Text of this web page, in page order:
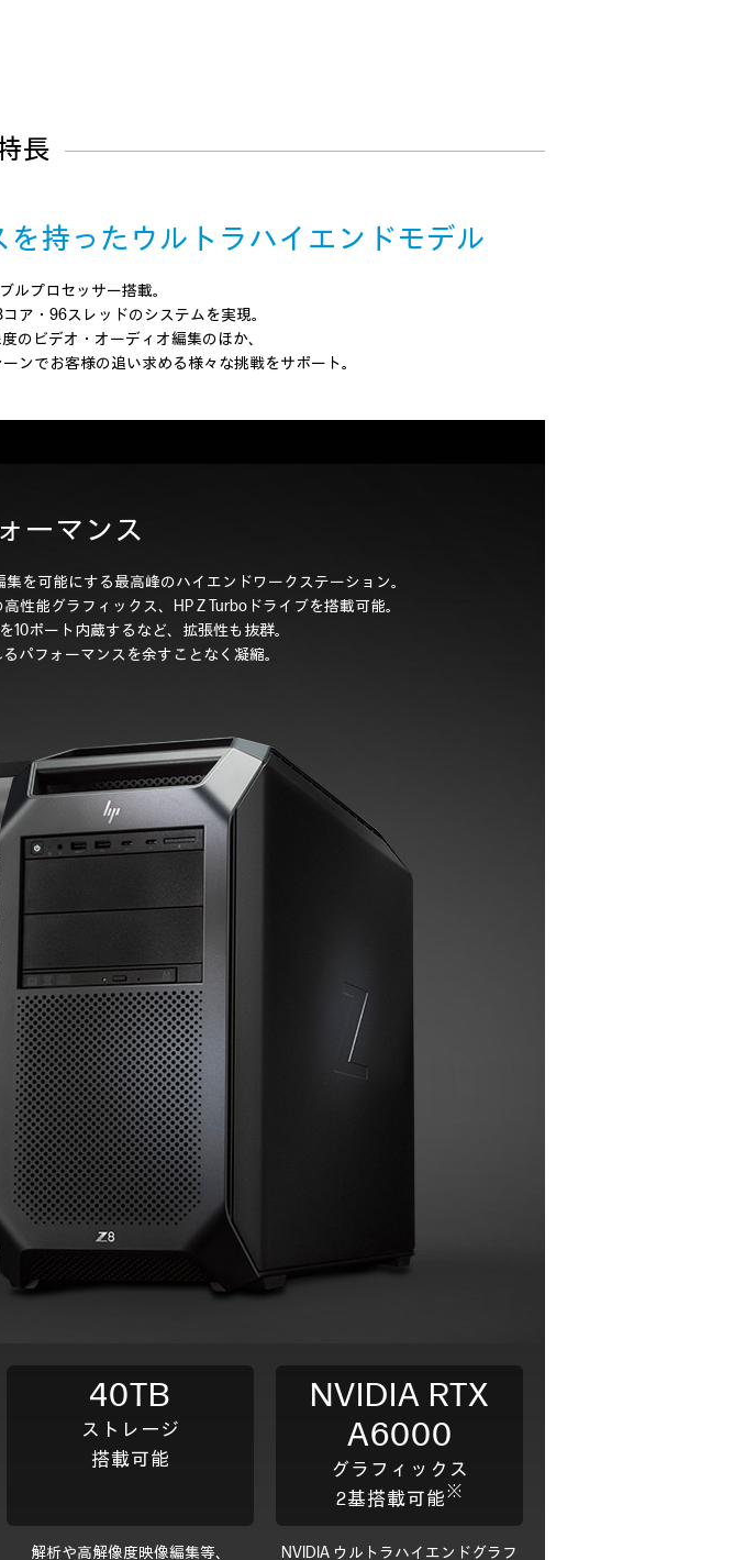
長
持ったウルトラハイエンドモデル
ルプロセッサー搭載。
ア・96スレッドのシステムを実現。
のビデオ・オーディオ編集のほか、
ンでお客様の追い求める様々な挑戦をサポート。
ーマンス
を可能にする最高峰のハイエンドワークステーション。
性能グラフィックス、HP Z Turboドライブを搭載可能。
10ポート内蔵するなど、拡張性も抜群。
パフォーマンスを余すことなく凝縮。
40TB
ストレージ
搭載可能
解析や高解像度映像編集等、
NVIDIA RTX
A6000
グラフィックス
2基搭載可能※
NVIDIA ウルトラハイエンドグラフ